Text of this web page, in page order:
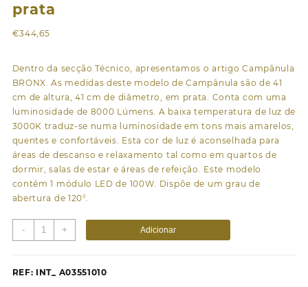
prata
€344,65
Dentro da secção Técnico, apresentamos o artigo Campânula
BRONX. As medidas deste modelo de Campânula são de 41
cm de altura, 41 cm de diâmetro, em prata. Conta com uma
luminosidade de 8000 Lúmens. A baixa temperatura de luz de
3000K traduz-se numa luminosidade em tons mais amarelos,
quentes e confortáveis. Esta cor de luz é aconselhada para
áreas de descanso e relaxamento tal como em quartos de
dormir, salas de estar e áreas de refeição. Este modelo
contém 1 módulo LED de 100W. Dispõe de um grau de
abertura de 120°.
-
Quantidade
de
BRONX
+ Adicionar
REF: INT_ A03551010